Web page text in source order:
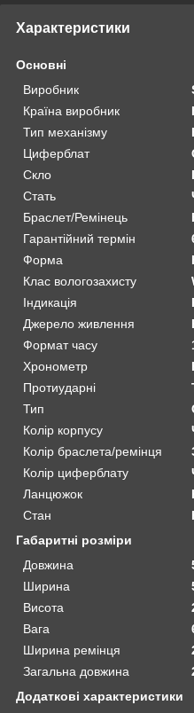
Характеристики
Основні
Виробник
Країна виробник
Тип механізму
Циферблат
Скло
Стать
Браслет/Ремінець
Гарантійний термін
Форма
Клас вологозахисту
Індикація
Джерело живлення
Формат часу
Хронометр
Протиударні
Тип
Колір корпусу
Колір браслета/ремінця
Колір циферблату
Ланцюжок
Стан
Габаритні розміри
Довжина
Ширина
Висота
Вага
Ширина ремінця
Загальна довжина
Додаткові характеристики